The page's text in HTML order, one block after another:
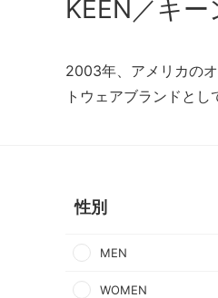
KEEN／キー
2003年、アメリカの
トウェアブランドとし
性別
MEN
WOMEN